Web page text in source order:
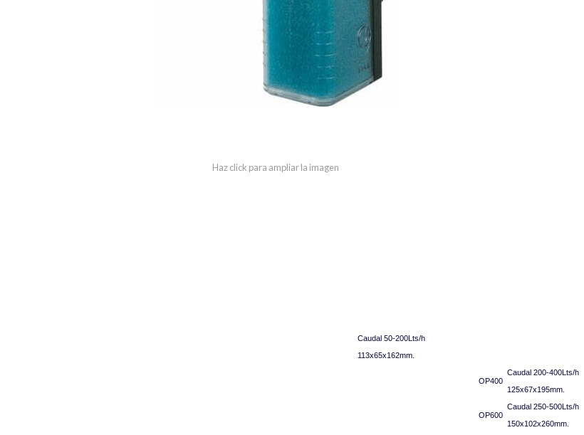
Haz click para ampliar la imagen
Caudal 50-200Lts/h
113x65x162mm.
OP400
Caudal 200-400Lts/h
125x67x195mm.
OP600
Caudal 250-500Lts/h
150x102x260mm.